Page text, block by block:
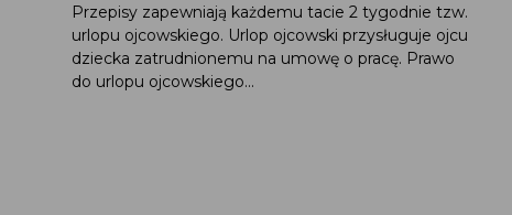
Przepisy zapewniają każdemu tacie 2 tygodnie tzw.
urlopu ojcowskiego. Urlop ojcowski przysługuje ojcu
dziecka zatrudnionemu na umowę o pracę. Prawo
do urlopu ojcowskiego...